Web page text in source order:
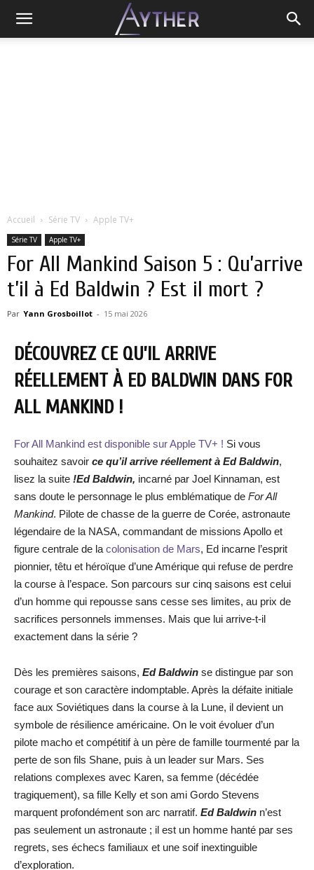
Accueil Série TV Apple TV+
Série TV Apple TV+
For All Mankind Saison 5 : Qu’arrive
t’il à Ed Baldwin ? Est il mort ?
Par Yann Grosboillot - 15 mai 2026
DÉCOUVREZ CE QU’IL ARRIVE
RÉELLEMENT À ED BALDWIN DANS FOR
ALL MANKIND !
For All Mankind est disponible sur Apple TV+ ! Si vous
souhaitez savoir ce qu’il arrive réellement à Ed Baldwin,
lisez la suite !Ed Baldwin, incarné par Joel Kinnaman, est
sans doute le personnage le plus emblématique de For All
Mankind. Pilote de chasse de la guerre de Corée, astronaute
légendaire de la NASA, commandant de missions Apollo et
figure centrale de la colonisation de Mars, Ed incarne l’esprit
pionnier, têtu et héroïque d’une Amérique qui refuse de perdre
la course à l’espace. Son parcours sur cinq saisons est celui
d’un homme qui repousse sans cesse ses limites, au prix de
sacrifices personnels immenses. Mais que lui arrive-t-il
exactement dans la série ?
Dès les premières saisons, Ed Baldwin se distingue par son
courage et son caractère indomptable. Après la défaite initiale
face aux Soviétiques dans la course à la Lune, il devient un
symbole de résilience américaine. On le voit évoluer d’un
pilote macho et compétitif à un père de famille tourmenté par la
perte de son fils Shane, puis à un leader sur Mars. Ses
relations complexes avec Karen, sa femme (décédée
tragiquement), sa fille Kelly et son ami Gordo Stevens
marquent profondément son arc narratif. Ed Baldwin n’est
pas seulement un astronaute ; il est un homme hanté par ses
regrets, ses échecs familiaux et une soif inextinguible
d’exploration.